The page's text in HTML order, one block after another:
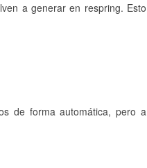
a generar en respring. Esto
de forma automática, pero a